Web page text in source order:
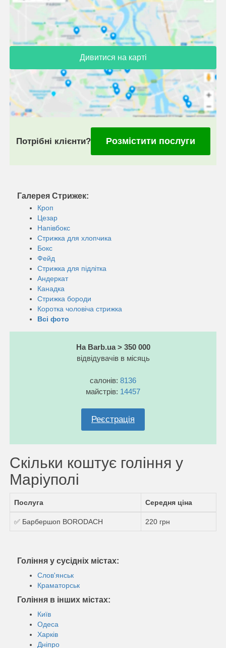
Дивитися на карті
Потрібні клієнти? Розмістити послуги
Галерея Стрижек:
Кроп
Цезар
Напівбокс
Стрижка для хлопчика
Бокс
Фейд
Стрижка для підлітка
Андеркат
Канадка
Стрижка бороди
Коротка чоловіча стрижка
Всі фото
На Barb.ua > 350 000
відвідувачів в місяць
салонів: 8136
майстрів: 14457
Реєстрація
Скільки коштує гоління у
Маріуполi
Послуга Середня ціна
✅ Барбершоп BORODACH 220 грн
Гоління у сусідніх містах:
Слов'янськ
Краматорськ
Гоління в інших містах:
Київ
Одеса
Харків
Дніпро